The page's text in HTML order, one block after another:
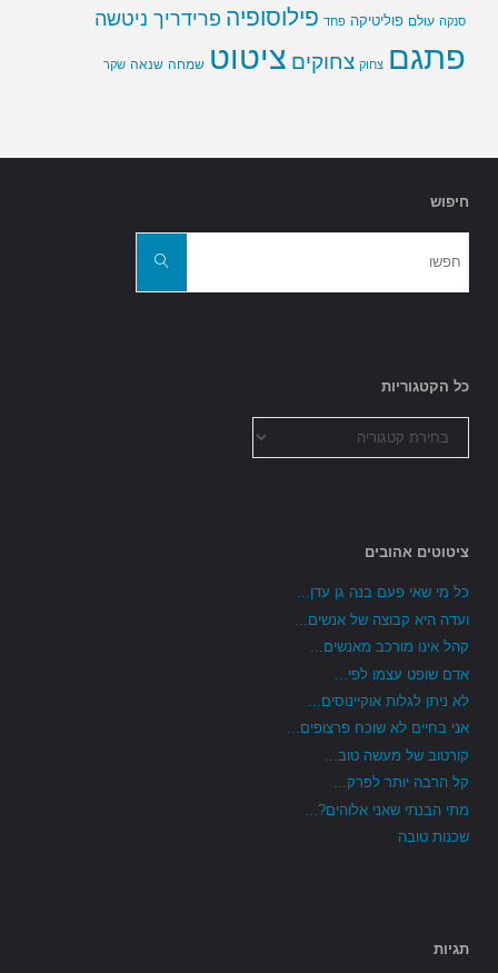
סנקה עולם פוליטיקה פחד פילוסופיה פרידריך ניטשה
פתגם צחוק צחוקים ציטוט שמחה שנאה שקר
חיפוש
חפשו
כל הקטגוריות
הקטגוריות
ציטוטים אהובים
כל מי שאי פעם בנה גן עדן...
ועדה היא קבוצה של אנשים...
קהל אינו מורכב מאנשים...
אדם שופט עצמו לפי...
לא ניתן לגלות אוקיינוסים...
אני בחיים לא שוכח פרצופים...
קורטוב של מעשה טוב...
קל הרבה יותר לפרק...
מתי הבנתי שאני אלוהים?...
שכנות טובה
תגיות